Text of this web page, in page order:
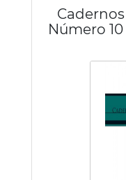
Número